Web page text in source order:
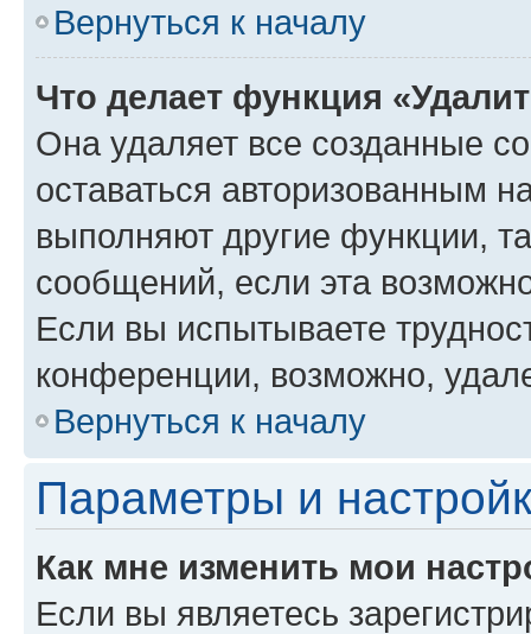
Вернуться к началу
Что делает функция
Она удаляет все созданные
оставаться авторизованным
выполняют другие функции,
сообщений, если эта
Если вы испытываете
конференции, возможно,
Вернуться к началу
Параметры и
Как мне изменить мои
Если вы являетесь